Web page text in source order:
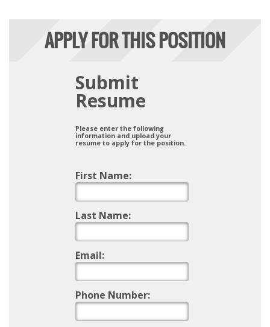
APPLY FOR THIS POSITION
Submit
Resume
Please enter the following
information and upload your
resume to apply for the position.
First Name:
Last Name:
Email:
Phone Number: